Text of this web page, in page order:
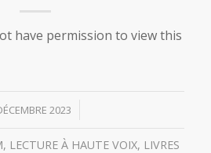
have permission to view this
2023
/
, LECTURE À HAUTE VOIX, LIVRES